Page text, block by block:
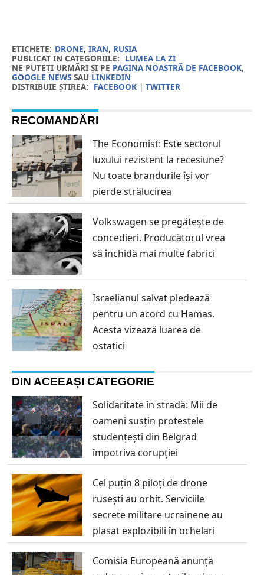
ETICHETE: DRONE, IRAN, RUSIA
PUBLICAT IN CATEGORIILE: LUMEA LA ZI
NE PUTEȚI URMĂRI ȘI PE PAGINA NOASTRĂ DE FACEBOOK,
GOOGLE NEWSSAU LINKEDIN
DISTRIBUIE ȘTIREA: FACEBOOK| TWITTER
RECOMANDĂRI
The Economist: Este sectorul
luxului rezistent la recesiune?
Nu toate brandurile își vor
pierde strălucirea
Volkswagen se pregătește de
concedieri. Producătorul vrea
să închidă mai multe fabrici
Israelianul salvat pledează
pentru un acord cu Hamas.
Acesta vizează luarea de
ostatici
DIN ACEEAȘI CATEGORIE
Solidaritate în stradă: Mii de
oameni susțin protestele
studențești din Belgrad
împotriva corupției
Cel puțin 8 piloți de drone
rusești au orbit. Serviciile
secrete militare ucrainene au
plasat explozibili în ochelari
Comisia Europeană anunță